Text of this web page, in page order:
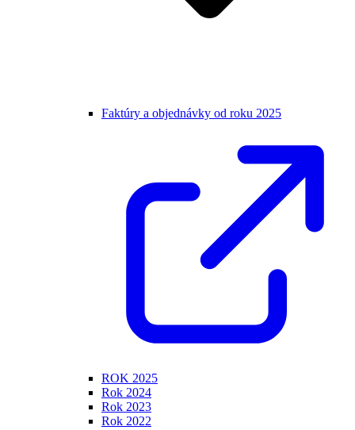
Faktúry a objednávky od roku 2025
ROK 2025
Rok 2024
Rok 2023
Rok 2022